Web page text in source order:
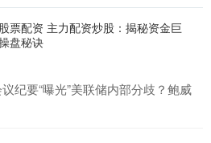
票配资 主力配资炒股：揭秘资金巨
盘秘诀
纪要“曝光”美联储内部分歧？鲍威